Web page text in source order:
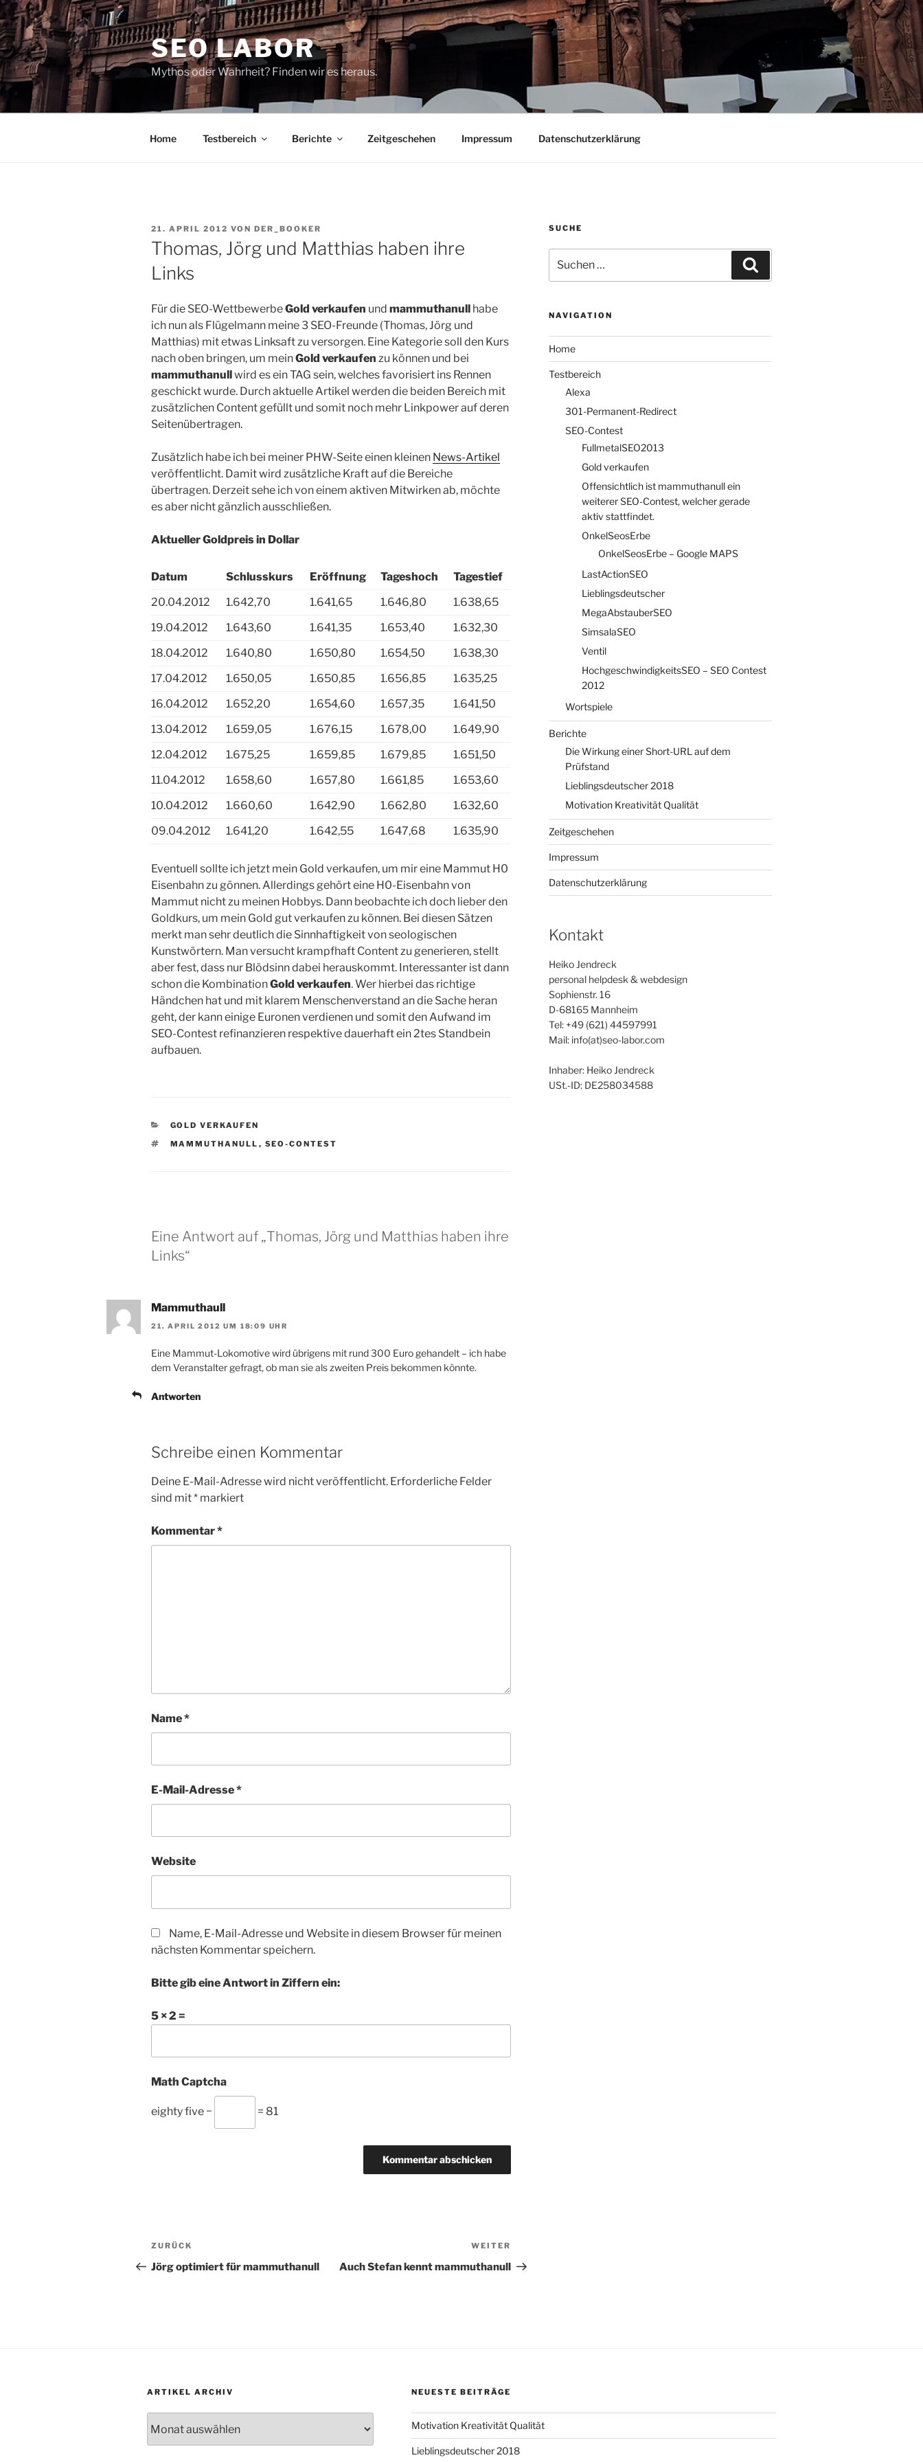
Zum
Inhalt
springen
SEO LABOR
Mythos oder Wahrheit? Finden wir es heraus.
Home Testbereich Berichte Zeitgeschehen Impressum Datenschutzerklärung
VERÖFFENTLICHT
AM
21. APRIL 2012 VON DER_BOOKER
Thomas, Jörg und Matthias haben ihre
Links
Für die SEO-WettbewerbeGold verkaufen und mammuthanull habe
ich nun als Flügelmann meine 3 SEO-Freunde (Thomas, Jörg und
Matthias) mit etwas Linksaft zu versorgen. Eine Kategorie soll den Kurs
nach oben bringen, um meinGold verkaufen zu können und bei
mammuthanull wird es ein TAG sein, welches favorisiert ins Rennen
geschickt wurde. Durch aktuelle Artikel werden die beiden Bereich mit
zusätzlichen Content gefüllt und somit noch mehr Linkpower auf deren
Seitenübertragen.
Zusätzlich habe ich bei meiner PHW-Seite einen kleinen News-Artikel
veröffentlicht. Damit wird zusätzliche Kraft auf die Bereiche
übertragen. Derzeit sehe ich von einem aktiven Mitwirken ab, möchte
es aber nicht gänzlich ausschließen.
Aktueller Goldpreis in Dollar
Datum Schlusskurs Eröffnung Tageshoch
Tagestief
20.04.2012
1.642,70 1.641,65 1.646,80
1.638,65
19.04.2012
1.643,60 1.641,35 1.653,40
1.632,30
18.04.2012
1.640,80 1.650,80 1.654,50
1.638,30
17.04.2012
1.650,05 1.650,85 1.656,85
1.635,25
16.04.2012
1.652,20 1.654,60 1.657,35
1.641,50
13.04.2012
1.659,05 1.676,15 1.678,00
1.649,90
12.04.2012
1.675,25 1.659,85 1.679,85
1.651,50
11.04.2012
1.658,60 1.657,80 1.661,85
1.653,60
10.04.2012
1.660,60 1.642,90 1.662,80
1.632,60
09.04.2012
1.641,20 1.642,55 1.647,68 1.635,90
Eventuell sollte ich jetzt mein Gold verkaufen, um mir eine Mammut H0
Eisenbahn zu gönnen. Allerdings gehört eine H0-Eisenbahn von
Mammut nicht zu meinen Hobbys. Dann beobachte ich doch lieber den
Goldkurs, um mein Gold gut verkaufen zu können. Bei diesen Sätzen
merkt man sehr deutlich die Sinnhaftigkeit von seologischen
Kunstwörtern. Man versucht krampfhaft Content zu generieren, stellt
aber fest, dass nur Blödsinn dabei herauskommt. Interessanter ist dann
schon die KombinationGold verkaufen. Wer hierbei das richtige
Händchen hat und mit klarem Menschenverstand an die Sache heran
geht, der kann einige Euronen verdienen und somit den Aufwand im
SEO-Contest refinanzieren respektive dauerhaft ein 2tes Standbein
aufbauen.
KATEGORIEN
GOLD VERKAUFEN
SCHLAGWÖRTER
MAMMUTHANULL , SEO-CONTEST
Eine Antwort auf „Thomas, Jörg und Matthias haben ihre
Links“
Mammuthaull
21. APRIL 2012 UM 18:09 UHR
Eine Mammut-Lokomotive wird übrigens mit rund 300 Euro gehandelt – ich habe
dem Veranstalter gefragt, ob man sie als zweiten Preis bekommen könnte.
Antworten
Schreibe einen Kommentar
Deine E-Mail-Adresse wird nicht veröffentlicht. Erforderliche Felder
sind mit* markiert
Kommentar*
Name*
E-Mail-Adresse*
Website
Name, E-Mail-Adresse und Website in diesem Browser für meinen
nächsten Kommentar speichern.
Bitte gib eine Antwort in Ziffern ein:
5 × 2 =
Math Captcha
eighty five − = 81
Beitragsnavigation
Vorheriger
Beitrag
ZURÜCK
Jörg optimiert für mammuthanull
Beitrag
WEITER
Auch Stefan kennt mammuthanull
SUCHE
nach:
NAVIGATION
Home
Testbereich
Alexa
301-Permanent-Redirect
SEO-Contest
FullmetalSEO2013
Gold verkaufen
Offensichtlich ist mammuthanull ein
weiterer SEO-Contest, welcher gerade
aktiv stattfindet.
OnkelSeosErbe
OnkelSeosErbe – Google MAPS
LastActionSEO
Lieblingsdeutscher
MegaAbstauberSEO
SimsalaSEO
Ventil
HochgeschwindigkeitsSEO – SEO Contest
2012
Wortspiele
Berichte
Die Wirkung einer Short-URL auf dem
Prüfstand
Lieblingsdeutscher 2018
Motivation Kreativität Qualität
Zeitgeschehen
Impressum
Datenschutzerklärung
Kontakt
Heiko Jendreck
personal helpdesk & webdesign
Sophienstr. 16
D-68165 Mannheim
Tel: +49 (621) 44597991
Mail: info(at)seo-labor.com
Inhaber: Heiko Jendreck
USt.-ID: DE258034588
ARTIKEL ARCHIV
Archiv
NEUESTE BEITRÄGE
Motivation Kreativität Qualität
Lieblingsdeutscher 2018